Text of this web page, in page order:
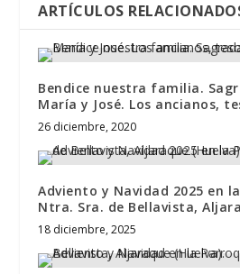
ARTÍCULOS
Bendice nuestra familia.
María y José. Los ancianos,
26 diciembre, 2020
Adviento y Navidad 2025 en
Ntra. Sra. de Bellavista,
18 diciembre, 2025